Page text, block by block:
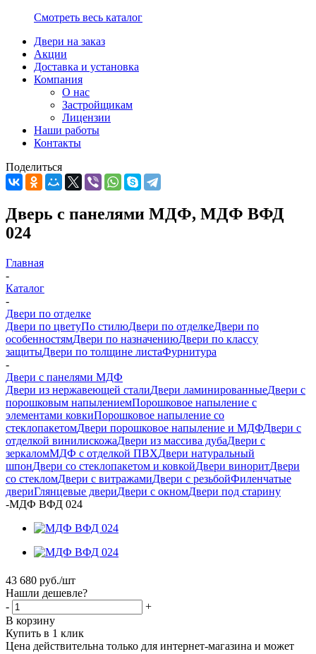
Смотреть весь каталог
Двери на заказ
Акции
Доставка и установка
Компания
О нас
Застройщикам
Лицензии
Наши работы
Контакты
Поделиться
Дверь с панелями МДФ, МДФ ВФД
024
Главная
-
Каталог
-
Двери по отделке
Двери по цветуПо стилюДвери по отделкеДвери по
особенностямДвери по назначениюДвери по классу
защитыДвери по толщине листаФурнитура
-
Двери с панелями МДФ
Двери из нержавеющей сталиДвери ламинированныеДвери с
порошковым напылениемПорошковое напыление с
элементами ковкиПорошковое напыление со
стеклопакетомДвери порошковое напыление и МДФДвери с
отделкой винилискожаДвери из массива дубаДвери с
зеркаломМДФ с отделкой ПВХДвери натуральный
шпонДвери со стеклопакетом и ковкойДвери виноритДвери
со стекломДвери с витражамиДвери с резьбойФиленчатые
двериГлянцевые двериДвери с окномДвери под старину
-МДФ ВФД 024
43 680 руб./шт
Нашли дешевле?
-
+
В корзину
Купить в 1 клик
Цена действительна только для интернет-магазина и может